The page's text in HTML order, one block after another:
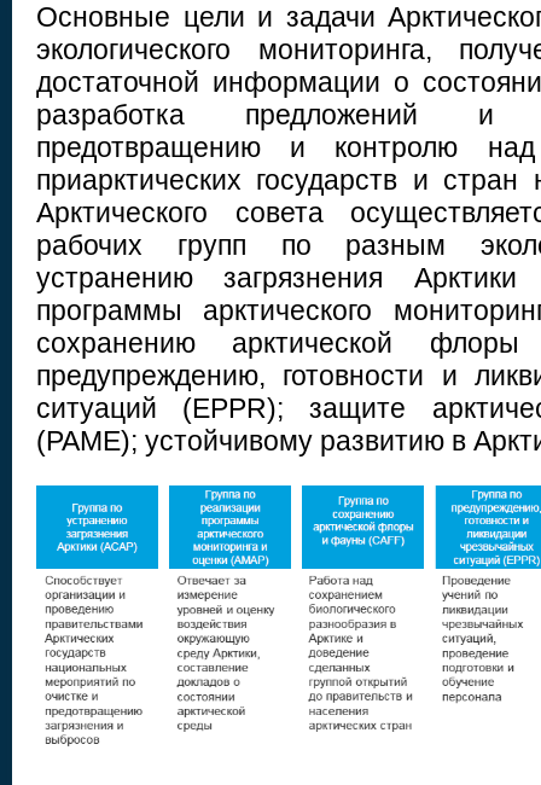
Основные цели и задачи
экологического мониторинга,
достаточной информации о
разработка предложений и
предотвращению и контролю
приарктических государств и
Арктического совета
рабочих групп по разным
устранению загрязнения
программы арктического
сохранению арктической
предупреждению, готовности и
ситуаций (EPPR); защите
(PAME); устойчивому развитию в